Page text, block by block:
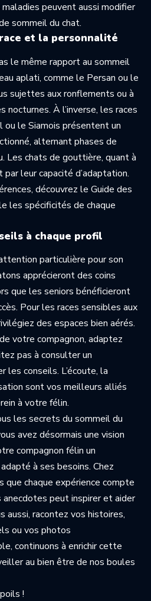
peuvent aussi modifier
sommeil du chat.
et la personnalité
le même rapport au sommeil
aplati, comme le Persan ou le
sujettes aux ronflements ou à
À l’inverse, les races
ou le Siamois présentent un
alternant phases de
Les chats de gouttière, quant à
leur capacité d’adaptation.
découvrez le Guide des
les spécificités de chaque
à chaque profil
particulière pour son
apprécieront des coins
que les seniors bénéficieront
Pour les races sensibles aux
des espaces bien aérés.
votre compagnon, adaptez
pas à consulter un
les conseils. L’écoute, la
sont vos meilleurs alliés
à votre félin.
les secrets du sommeil du
avez désormais une vision
compagnon félin un
à ses besoins. Chez
que chaque expérience compte
peut inspirer et aider
aussi, racontez vos histoires,
ou vos photos
continuons à enrichir cette
au bien être de nos boules
!